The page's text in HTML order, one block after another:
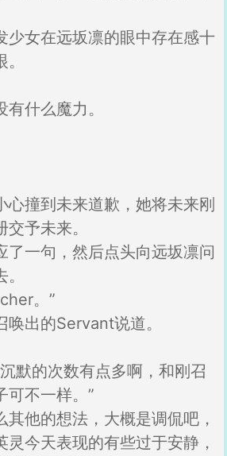
少女在远坂凛的眼中存在感十
有什么魔力。
心撞到未来道歉，她将未来刚
予未来。
了一句，然后点头向远坂凛问
。”
出的Servant说道。
默的次数有点多啊，和刚召
可不一样。”
其他的想法，大概是调侃吧，
灵今天表现的有些过于安静，